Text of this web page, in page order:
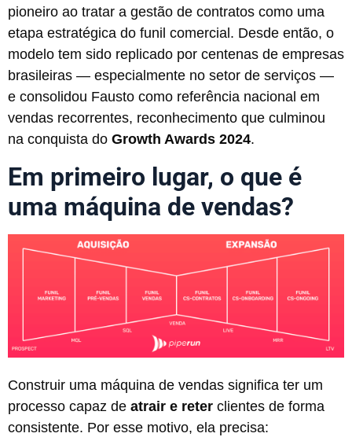
pioneiro ao tratar a gestão de contratos como uma
etapa estratégica do funil comercial. Desde então, o
modelo tem sido replicado por centenas de empresas
brasileiras — especialmente no setor de serviços —
e consolidou Fausto como referência nacional em
vendas recorrentes, reconhecimento que culminou
na conquista do Growth Awards 2024.
Em primeiro lugar, o que é
uma máquina de vendas?
Construir uma máquina de vendas significa ter um
processo capaz de atrair e reter clientes de forma
consistente. Por esse motivo, ela precisa: